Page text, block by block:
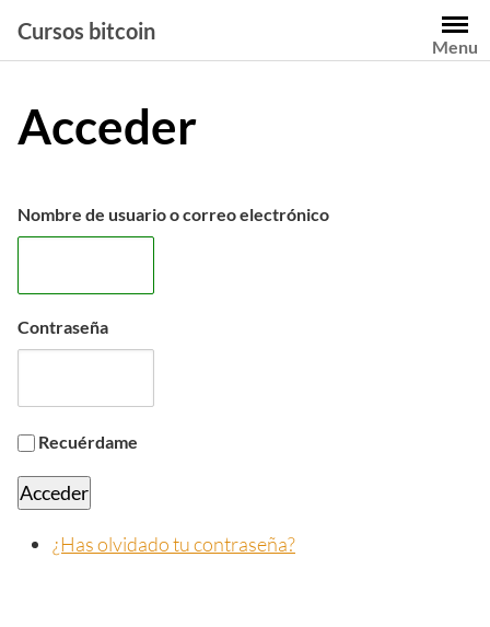
contenido
Cursos bitcoin
Menu
Acceder
Nombre de usuario o correo electrónico
Contraseña
Recuérdame
Acceder
¿Has olvidado tu contraseña?